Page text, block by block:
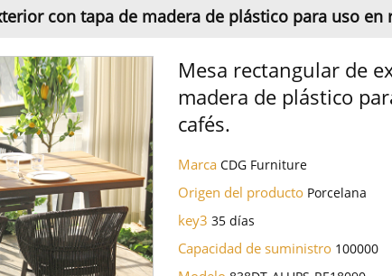
con tapa de madera de plástico para uso en
Mesa rectangular de
madera de plástico
cafés.
MarcaCDG Furniture
Origen del producto Porcelana
key335 días
Capacidad de suministro 100000